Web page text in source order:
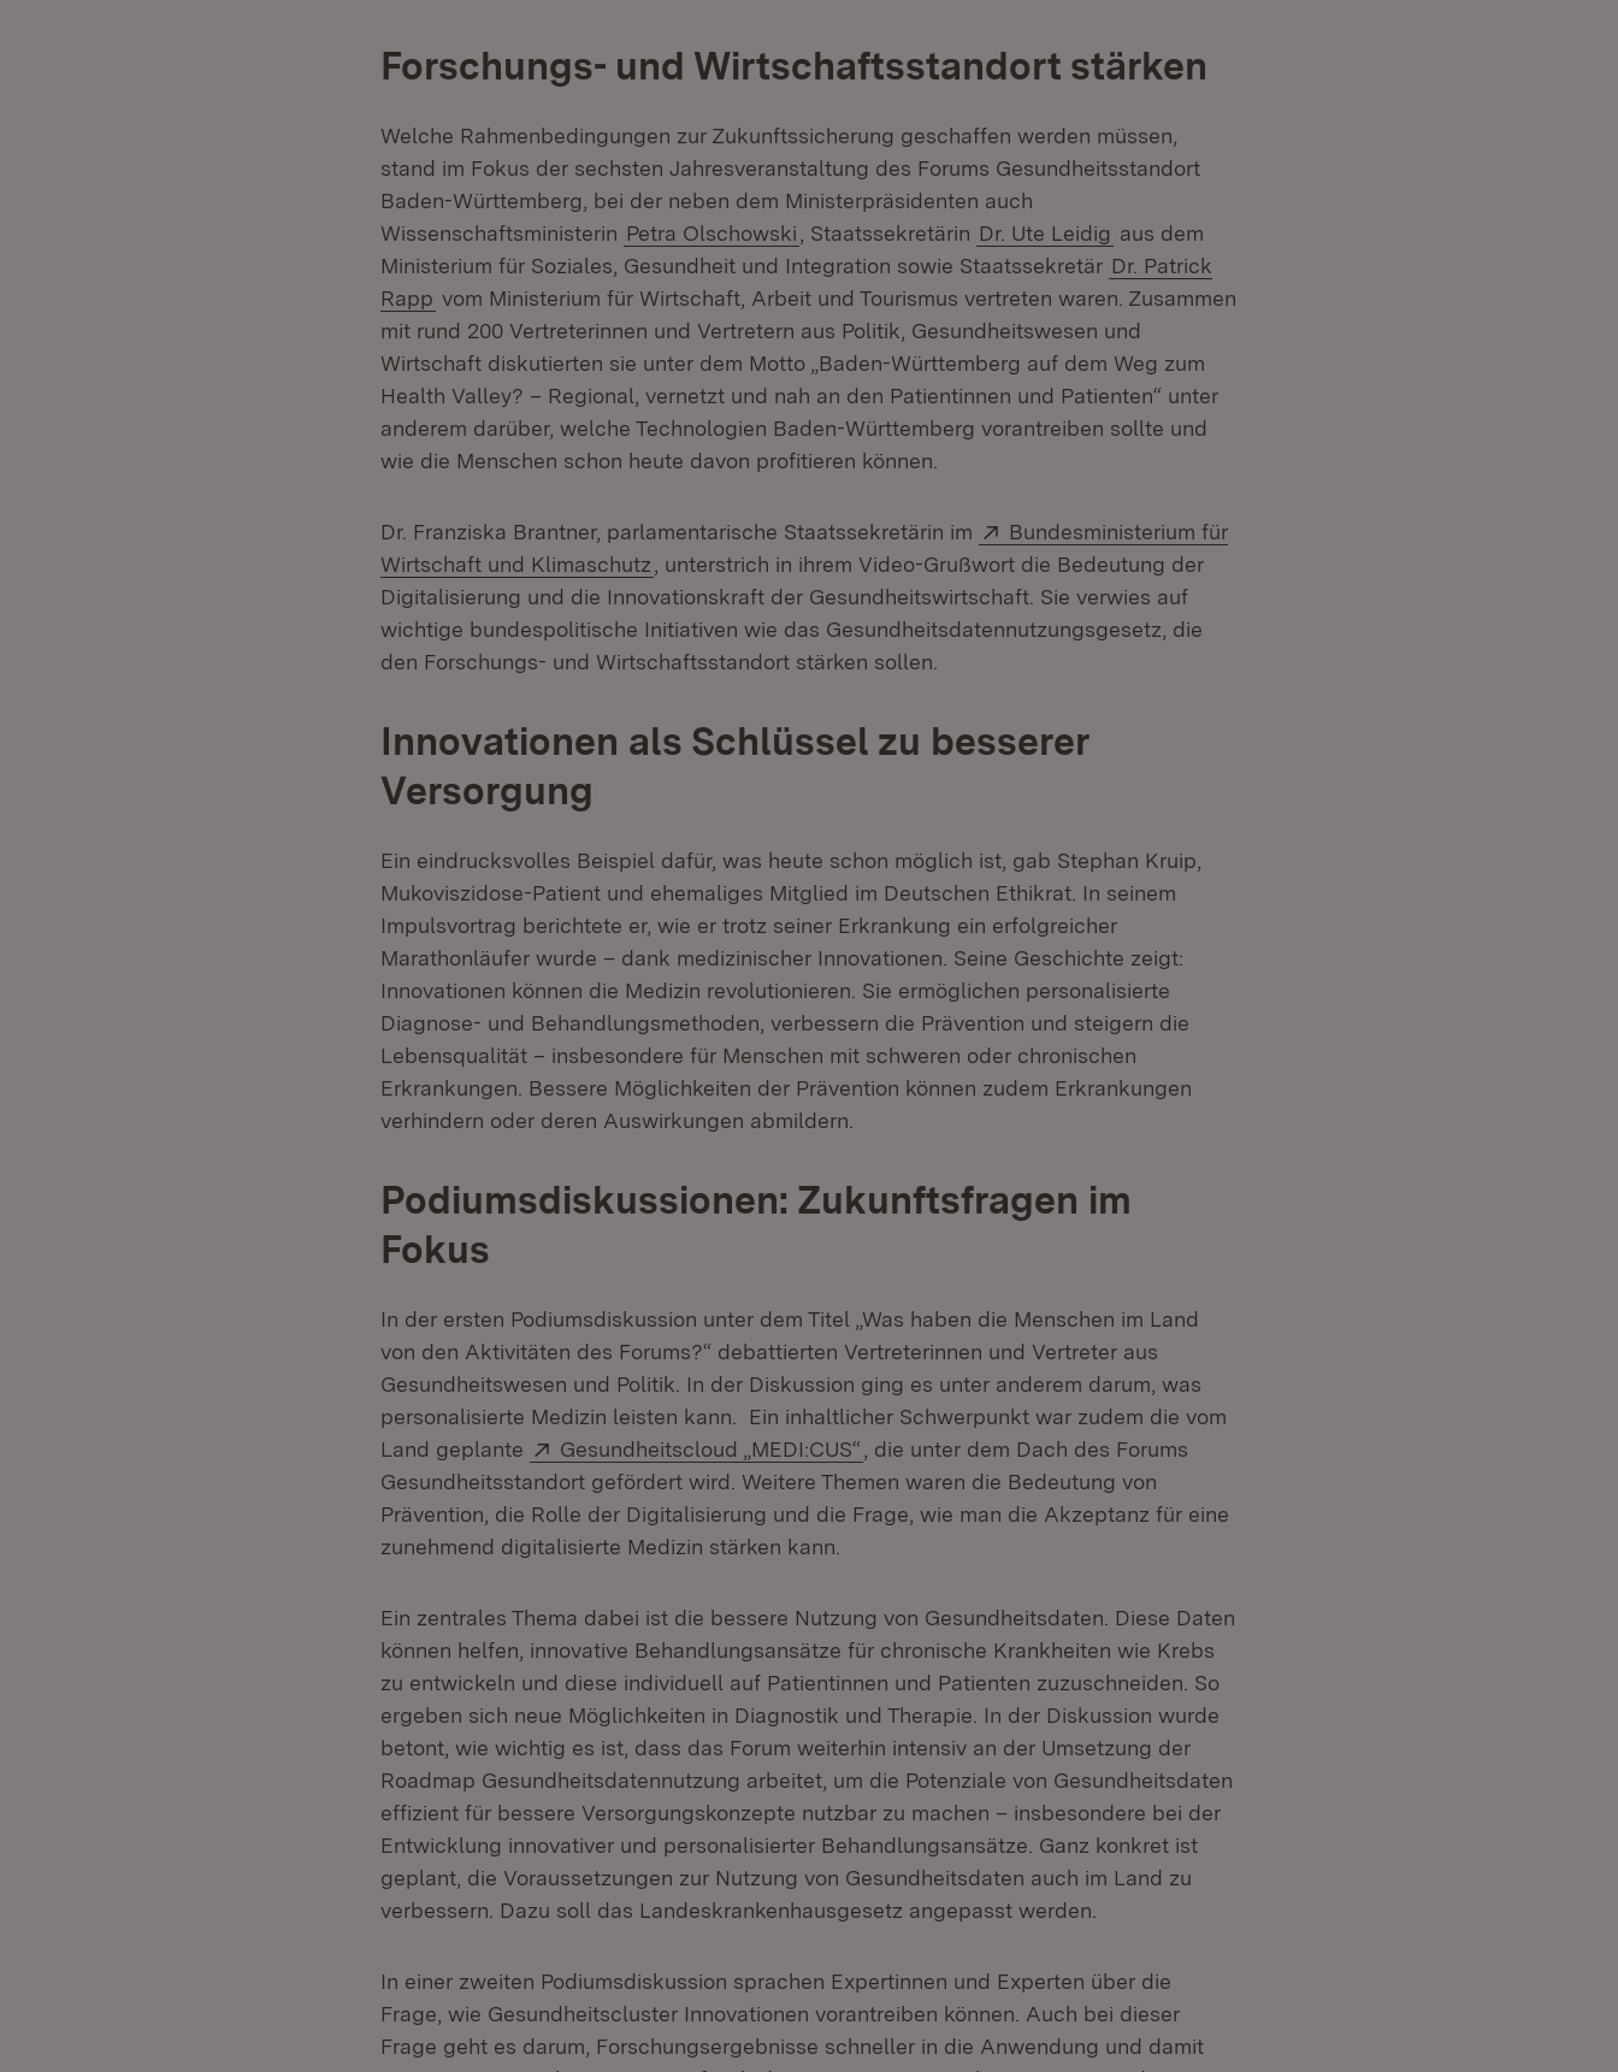
Forschungs- und Wirtschaftsstandort stärken
Welche Rahmenbedingungen zur Zukunftssicherung geschaffen werden müssen,
stand im Fokus der sechsten Jahresveranstaltung des Forums Gesundheitsstandort
Baden-Württemberg, bei der neben dem Ministerpräsidenten auch
Wissenschaftsministerin Petra Olschowski , Staatssekretärin Dr. Ute Leidig aus dem
Ministerium für Soziales, Gesundheit und Integration sowie Staatssekretär Dr. Patrick
Rapp vom Ministerium für Wirtschaft, Arbeit und Tourismus vertreten waren. Zusammen
mit rund 200 Vertreterinnen und Vertretern aus Politik, Gesundheitswesen und
Wirtschaft diskutierten sie unter dem Motto „Baden-Württemberg auf dem Weg zum
Health Valley? – Regional, vernetzt und nah an den Patientinnen und Patienten“ unter
anderem darüber, welche Technologien Baden-Württemberg vorantreiben sollte und
wie die Menschen schon heute davon profitieren können.
Dr. Franziska Brantner, parlamentarische Staatssekretärin im Extern:
Bundesministerium für
Wirtschaft und Klimaschutz (Öffnet in neuem Fenster)
, unterstrich in ihrem Video-Grußwort die Bedeutung der
Digitalisierung und die Innovationskraft der Gesundheitswirtschaft. Sie verwies auf
wichtige bundespolitische Initiativen wie das Gesundheitsdatennutzungsgesetz, die
den Forschungs- und Wirtschaftsstandort stärken sollen.
Innovationen als Schlüssel zu besserer
Versorgung
Ein eindrucksvolles Beispiel dafür, was heute schon möglich ist, gab Stephan Kruip,
Mukoviszidose-Patient und ehemaliges Mitglied im Deutschen Ethikrat. In seinem
Impulsvortrag berichtete er, wie er trotz seiner Erkrankung ein erfolgreicher
Marathonläufer wurde – dank medizinischer Innovationen. Seine Geschichte zeigt:
Innovationen können die Medizin revolutionieren. Sie ermöglichen personalisierte
Diagnose- und Behandlungsmethoden, verbessern die Prävention und steigern die
Lebensqualität – insbesondere für Menschen mit schweren oder chronischen
Erkrankungen. Bessere Möglichkeiten der Prävention können zudem Erkrankungen
verhindern oder deren Auswirkungen abmildern.
Podiumsdiskussionen: Zukunftsfragen im
Fokus
In der ersten Podiumsdiskussion unter dem Titel „Was haben die Menschen im Land
von den Aktivitäten des Forums?“ debattierten Vertreterinnen und Vertreter aus
Gesundheitswesen und Politik. In der Diskussion ging es unter anderem darum, was
personalisierte Medizin leisten kann. Ein inhaltlicher Schwerpunkt war zudem die vom
Land geplante
Extern:
Gesundheitscloud „MEDI:CUS“ (Öffnet in neuem Fenster)
, die unter dem Dach des Forums
Gesundheitsstandort gefördert wird. Weitere Themen waren die Bedeutung von
Prävention, die Rolle der Digitalisierung und die Frage, wie man die Akzeptanz für eine
zunehmend digitalisierte Medizin stärken kann.
Ein zentrales Thema dabei ist die bessere Nutzung von Gesundheitsdaten. Diese Daten
können helfen, innovative Behandlungsansätze für chronische Krankheiten wie Krebs
zu entwickeln und diese individuell auf Patientinnen und Patienten zuzuschneiden. So
ergeben sich neue Möglichkeiten in Diagnostik und Therapie. In der Diskussion wurde
betont, wie wichtig es ist, dass das Forum weiterhin intensiv an der Umsetzung der
Roadmap Gesundheitsdatennutzung arbeitet, um die Potenziale von Gesundheitsdaten
effizient für bessere Versorgungskonzepte nutzbar zu machen – insbesondere bei der
Entwicklung innovativer und personalisierter Behandlungsansätze. Ganz konkret ist
geplant, die Voraussetzungen zur Nutzung von Gesundheitsdaten auch im Land zu
verbessern. Dazu soll das Landeskrankenhausgesetz angepasst werden.
In einer zweiten Podiumsdiskussion sprachen Expertinnen und Experten über die
Frage, wie Gesundheitscluster Innovationen vorantreiben können. Auch bei dieser
Frage geht es darum, Forschungsergebnisse schneller in die Anwendung und damit